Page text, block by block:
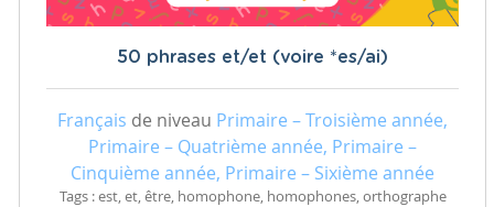
50 phrases et/et (voire *es/ai)
Français de niveau Primaire – Troisième année,
Primaire – Quatrième année, Primaire –
Cinquième année, Primaire – Sixième année
Tags : est, et, être, homophone, homophones, orthographe